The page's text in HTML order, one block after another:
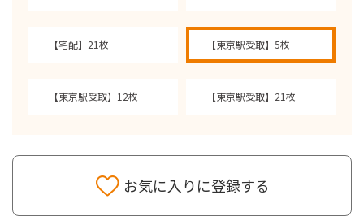
【宅配】21枚 【東京駅受取】5枚
【東京駅受取】12枚 【東京駅受取】21枚
お気に入りに登録する